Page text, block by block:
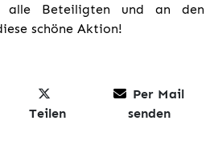
alle Beteiligten und an den
schöne Aktion!
Teilen
Per Mail
senden